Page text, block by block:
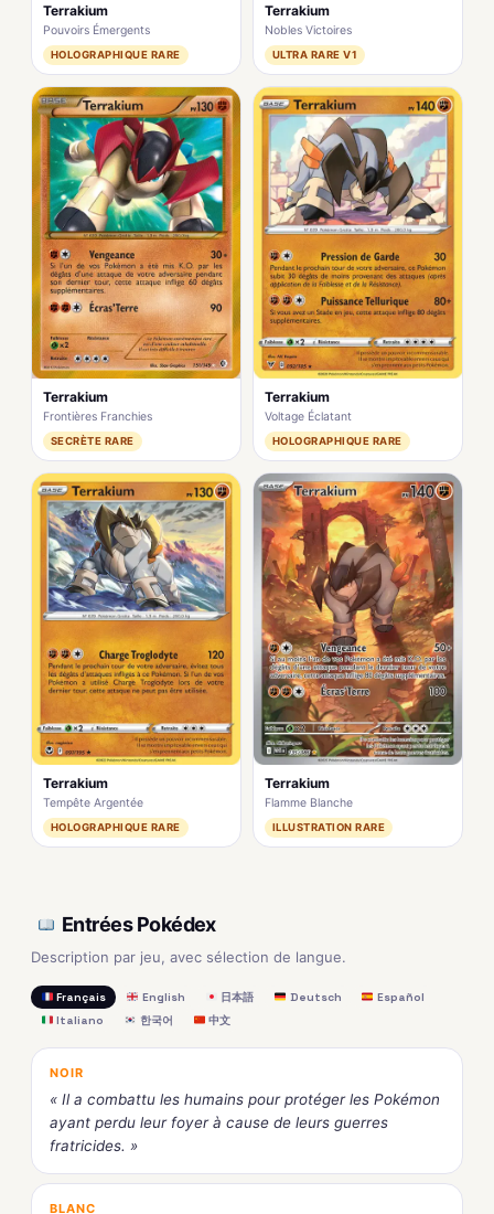
Terrakium
Pouvoirs Émergents
HOLOGRAPHIQUE RARE
Terrakium
Nobles Victoires
ULTRA RARE V1
Terrakium
Frontières Franchies
SECRÈTE RARE
Terrakium
Voltage Éclatant
HOLOGRAPHIQUE RARE
Terrakium
Tempête Argentée
HOLOGRAPHIQUE RARE
Terrakium
Flamme Blanche
ILLUSTRATION RARE
Entrées Pokédex
Description par jeu, avec sélection de langue.
Français English 日本語 Deutsch
Español
Italiano
한국어 中文
NOIR
« Il a combattu les humains pour protéger les Pokémon
ayant perdu leur foyer à cause de leurs guerres
fratricides. »
BLANC